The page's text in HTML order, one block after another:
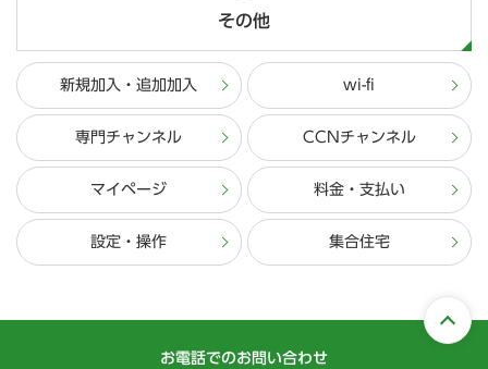
その他
新規加入・追加加入 wi-fi
専門チャンネル CCNチャンネル
マイページ 料金・支払い
設定・操作 集合住宅
お電話でのお問い合わせ